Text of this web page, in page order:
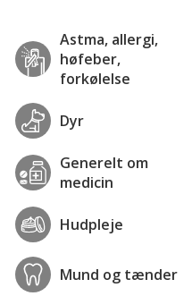
Astma, allergi,
høfeber,
forkølelse
Dyr
Generelt om
medicin
Hudpleje
Mund og tænder